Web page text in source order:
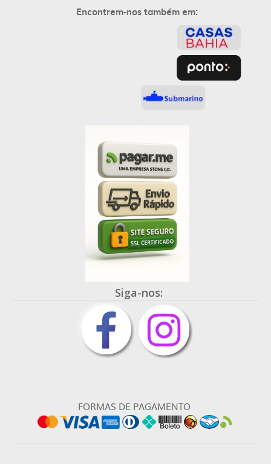
Encontrem-nos também em:
Siga-nos:
FORMAS DE PAGAMENTO